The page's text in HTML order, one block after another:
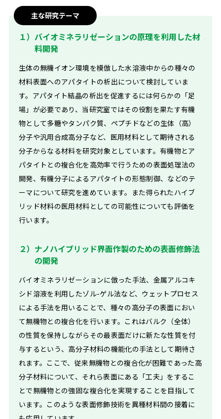
主な研究テーマ
１）バイオミネラリゼーションの原理を利用した材
料開発
生体の無機イオン環境を模倣した水溶液中からの種々の
材料表面へのアパタイトの析出について検討していま
す。アパタイト結晶の析出を促進するには何らかの「足
場」が必要であり、当研究室ではその役割を果たす有機
物として多糖やタンパク質、ペプチドなどの生体（高）
分子や汎用合成高分子など、医用材料として期待される
分子からなる材料を研究対象としています。有機物とア
パタイトとの複合化を高効率で行うための表面処理法の
開発、有機分子によるアパタイトの形態制御、などのテ
ーマについて研究を進めています。また得られたハイブ
リッド材料の医用材料としての可能性についても評価を
行います。
２）ナノハイブリッド界面作製のための表面修飾法
の開発
バイオミネラリゼーションに倣った手法、金属アルコキ
シド溶液を利用したゾル-ゲル法など、ウェットプロセス
による手法を用いることで、種々の高分子の表面におい
て無機物との複合化を行います。これはバルク（全体）
の性質を保持しながらその最表面だけに新たな性質を付
与するという、高分子材料の機能化の手法として期待さ
れます。ここで、従来無機物との複合化が困難であった高
分子材料について、それら表面にある「工夫」をするこ
とで無機物との強固な複合化を実現することを目指して
います。このような表面修飾技術を異種材料間の接着に